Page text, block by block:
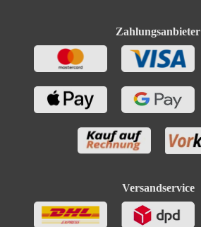
Zahlungsanbieter
Versandservice